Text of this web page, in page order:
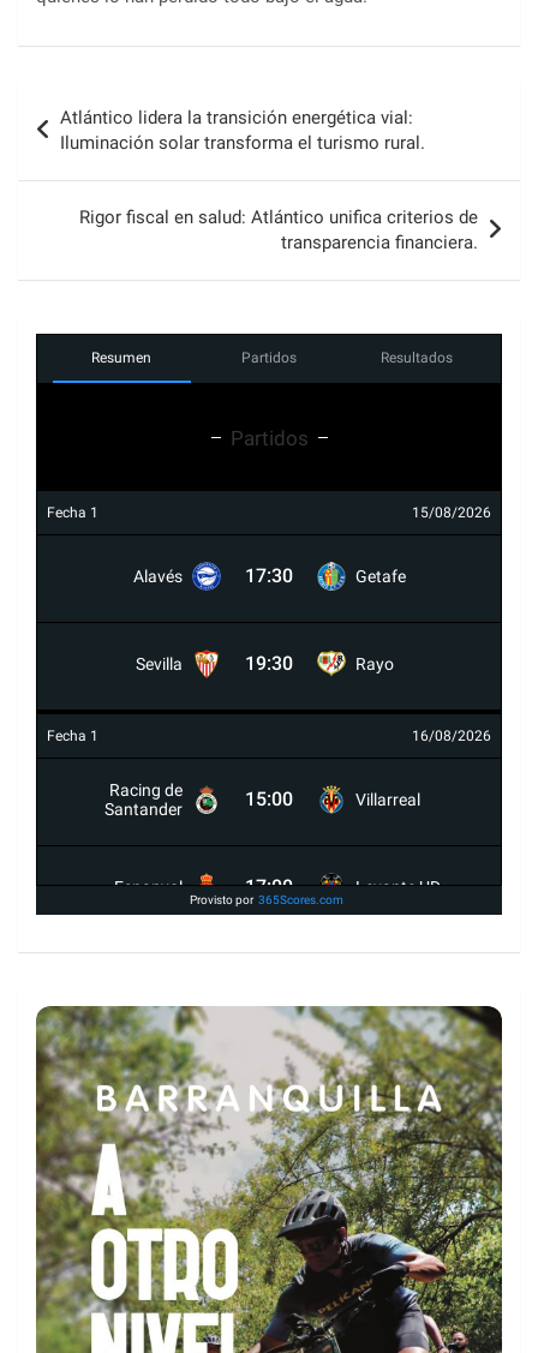
de
entradas
Atlántico lidera la transición energética vial:
Iluminación solar transforma el turismo rural.
Rigor fiscal en salud: Atlántico unifica criterios de
transparencia financiera.
Resumen Partidos Resultados
Partidos
Fecha 1 15/08/2026
Alavés 17:30 Getafe
Sevilla 19:30 Rayo
Fecha 1 16/08/2026
Racing de
Santander
15:00 Villarreal
Espanyol 17:00 Levante UD
Provisto por 365Scores.com